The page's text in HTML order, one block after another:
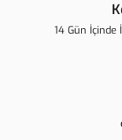
14 Gün İçinde